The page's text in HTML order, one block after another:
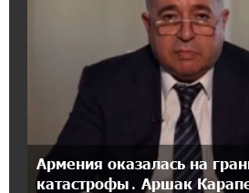
17:07:36 11-07-2026
Пашинян
Армению․ Аршак
14:27:40 11-07-2026
«Мой лес Армения» —
инициативы «Сила
Армения оказалась на
катастрофы․ Аршак